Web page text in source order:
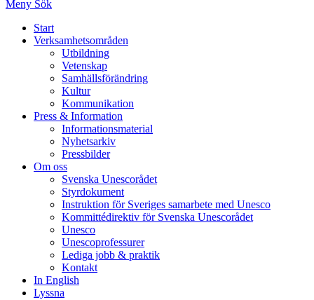
Meny Sök
Start
Verksamhetsområden
Utbildning
Vetenskap
Samhällsförändring
Kultur
Kommunikation
Press & Information
Informationsmaterial
Nyhetsarkiv
Pressbilder
Om oss
Svenska Unescorådet
Styrdokument
Instruktion för Sveriges samarbete med Unesco
Kommittédirektiv för Svenska Unescorådet
Unesco
Unescoprofessurer
Lediga jobb & praktik
Kontakt
In English
Lyssna